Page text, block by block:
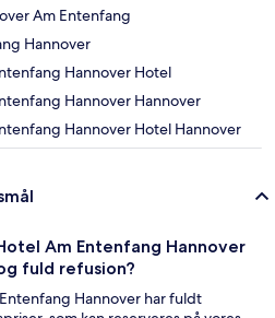
Am Entenfang
Hannover
Hannover Hotel
Hannover Hannover
Hannover Hotel Hannover
Am Entenfang Hannover
fuld refusion?
Hannover har fuldt